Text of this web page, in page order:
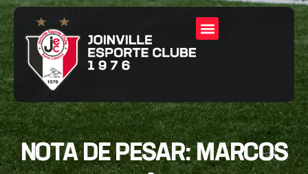
NOTA DE PESAR: MARCOS